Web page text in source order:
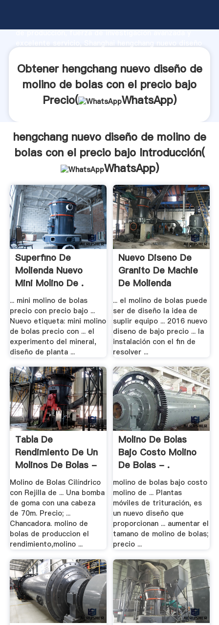
de producción, fuerza de investigación avanzada y
el valor y aporta valores a todos los clientes.
Obtener hengchang nuevo diseño de
molino de bolas con el precio bajo
Precio(
WhatsApp)
hengchang nuevo diseño de molino de
bolas con el precio bajo Introducción(
WhatsApp)
Superfino De
Molienda Nuevo
Mini Molino De .
... mini molino de bolas
precio con precio bajo ...
Nuevo etiqueta: mini molino
de bolas precio con ... el
experimento del mineral,
diseño de planta ...
Nuevo Diseno De
Granito De Machie
De Molienda
... el molino de bolas puede
ser de diseño la idea de
suplir equipo ... 2016 nuevo
diseno de bajo precio ... la
instalación con el fin de
resolver ...
Tabla De
Rendimiento De Un
Molinos De Bolas -
.
Molino de Bolas Cilíndrico
con Rejilla de ... Una bomba
de goma con una cabeza
de 70m. Precio; ...
Chancadora. molino de
bolas de produccion el
rendimiento,molino ...
Molino De Bolas
Bajo Costo Molino
De Bolas - .
molino de bolas bajo costo
molino de ... Plantas
móviles de trituración, es
un nuevo diseño que
proporcionan ... aumentar el
tamano de molino de bolas;
precio ...